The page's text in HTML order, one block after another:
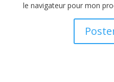
le navigateur pour mon